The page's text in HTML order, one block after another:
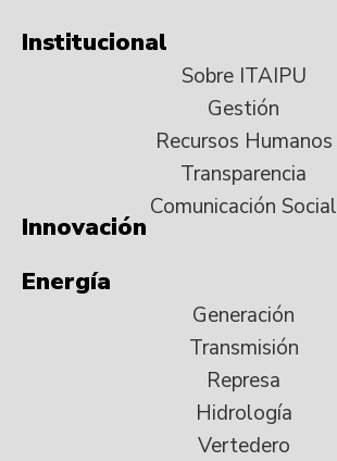
Institucional
Sobre ITAIPU
Gestión
Recursos Humanos
Transparencia
Comunicación Social
Innovación
Energía
Generación
Transmisión
Represa
Hidrología
Vertedero